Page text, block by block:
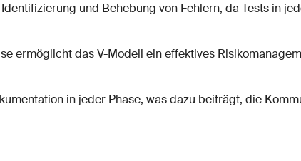
und Behebung von Fehlern, da Tests in
ermöglicht das V-Modell ein effektives
in jeder Phase, was dazu beiträgt, die